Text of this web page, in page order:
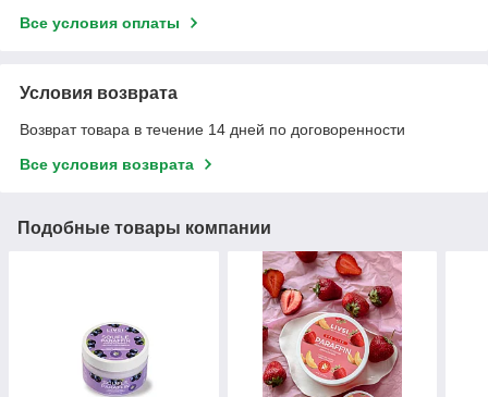
Все условия оплаты
Условия возврата
Возврат товара в течение 14 дней по договоренности
Все условия возврата
Подобные товары компании